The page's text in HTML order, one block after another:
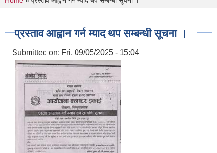
You are here
प्रस्ताव आह्वान गर्न म्याद थप सम्बन्धी सूचना ।
Submitted on: Fri, 09/05/2025 - 15:04